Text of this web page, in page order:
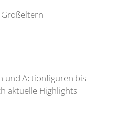
und Actionfiguren bis
aktuelle Highlights